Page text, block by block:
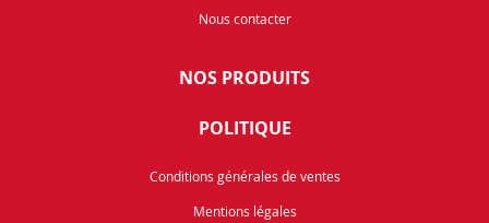
Nous contacter
NOS PRODUITS
POLITIQUE
Conditions générales de ventes
Mentions légales